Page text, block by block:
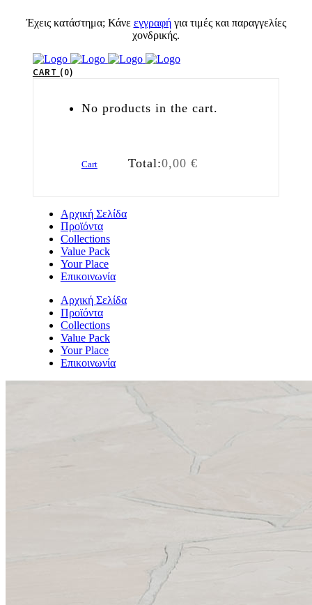
Έχεις κατάστημα; Κάνε εγγραφήγια τιμές και παραγγελίες
χονδρικής.
CART 0
No products in the cart.
Cart Total:0,00 €
Αρχική Σελίδα
Προϊόντα
Collections
Value Pack
Your Place
Επικοινωνία
Αρχική Σελίδα
Προϊόντα
Collections
Value Pack
Your Place
Επικοινωνία